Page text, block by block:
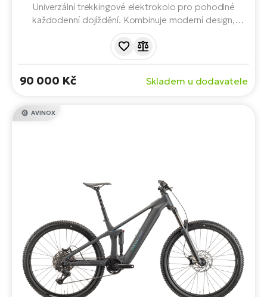
Univerzální trekkingové elektrokolo pro pohodlné
každodenní dojíždění. Kombinuje moderní design,
spektrum použití. Díky pohodlné geometrii a robustní
90 000 Kč Skladem u dodavatele
AVINOX